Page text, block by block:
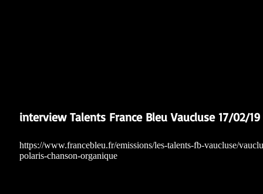
https://www.francebleu.fr/emissions/les-talents-fb-vaucluse/
polaris-chanson-organique
interview Talents France Bleu Vaucluse 17/02/19